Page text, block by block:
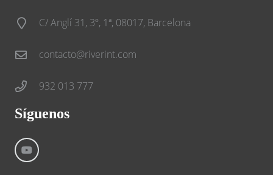
C/ Anglí 31, 3º, 1ª, 08017, Barcelona
contacto@riverint.com
932 013 777
Síguenos